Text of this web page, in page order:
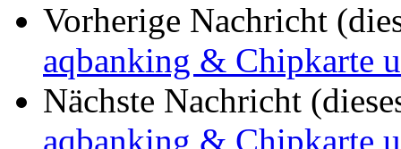
Vorherige Nachricht
aqbanking & Chipkarte
Nächste Nachricht
aqbanking & Chipkarte